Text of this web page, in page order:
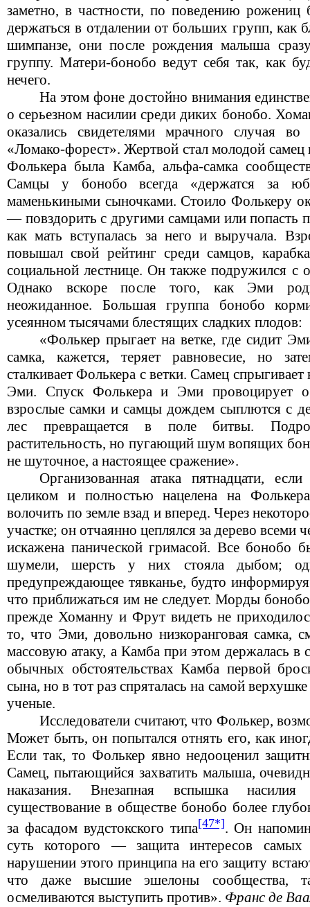
заметно, в частности, по поведению
держаться в отдалении от больших групп, как
шимпанзе, они после рождения малыша
группу. Матери-бонобо ведут себя так, как
нечего.
На этом фоне достойно внимания
о серьезном насилии среди диких бонобо.
оказались свидетелями мрачного случая во
«Ломако-форест». Жертвой стал молодой
Фолькера была Камба, альфа-самка
Самцы у бонобо всегда «держатся за
маменькиными сыночками. Стоило Фолькеру
— повздорить с другими самцами или
как мать вступалась за него и выручала.
повышал свой рейтинг среди самцов,
социальной лестнице. Он также подружился
Однако вскоре после того, как Эми
неожиданное. Большая группа бонобо
усеянном тысячами блестящих сладких плодов:
«Фолькер прыгает на ветке, где сидит
самка, кажется, теряет равновесие, но
сталкивает Фолькера с ветки. Самец
Эми. Спуск Фолькера и Эми провоцирует
взрослые самки и самцы дождем сыплются с
лес превращается в поле битвы.
растительность, но пугающий шум вопящих
не шуточное, а настоящее сражение».
Организованная атака пятнадцати,
целиком и полностью нацелена на
волочить по земле взад и вперед. Через
участке; он отчаянно цеплялся за дерево
искажена панической гримасой. Все бонобо
шумели, шерсть у них стояла дыбом;
предупреждающее тявканье, будто
что приближаться им не следует. Морды
прежде Хоманну и Фрут видеть не
то, что Эми, довольно низкоранговая самка,
массовую атаку, а Камба при этом держалась в
обычных обстоятельствах Камба первой
сына, но в тот раз спряталась на самой
ученые.
Исследователи считают, что Фолькер,
Может быть, он попытался отнять его, как
Если так, то Фолькер явно недооценил
Самец, пытающийся захватить малыша,
наказания. Внезапная вспышка насилия
существование в обществе бонобо более
за фасадом вудстокского типа[47*]. Он
суть которого — защита интересов
нарушении этого принципа на его защиту
что даже высшие эшелоны сообщества,
осмеливаются выступить против». Франс де